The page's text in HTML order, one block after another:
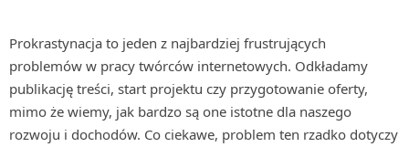
Prokrastynacja to jeden z najbardziej frustrujących
problemów w pracy twórców internetowych. Odkładamy
publikację treści, start projektu czy przygotowanie oferty,
mimo że wiemy, jak bardzo są one istotne dla naszego
rozwoju i dochodów. Co ciekawe, problem ten rzadko dotyczy